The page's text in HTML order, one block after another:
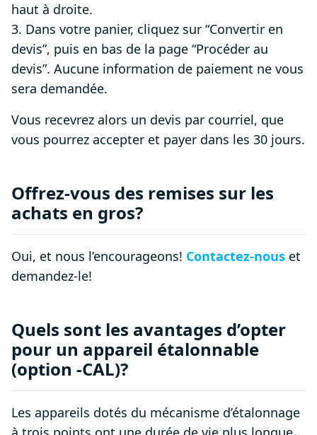
haut à droite.
3. Dans votre panier, cliquez sur “Convertir en
devis”, puis en bas de la page “Procéder au
devis”. Aucune information de paiement ne vous
sera demandée.
Vous recevrez alors un devis par courriel, que
vous pourrez accepter et payer dans les 30 jours.
Offrez-vous des remises sur les
achats en gros?
Oui, et nous l’encourageons! Contactez-nous et
demandez-le!
Quels sont les avantages d’opter
pour un appareil étalonnable
(option -CAL)?
Les appareils dotés du mécanisme d’étalonnage